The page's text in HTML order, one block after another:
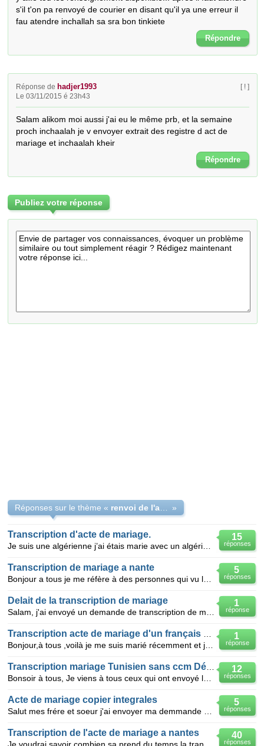
s'il t'on pa renvoyé de courier en disant qu'il ya une erreur il
fau atendre inchallah sa sra bon tinkiete
Répondre
Réponse de hadjer1993
Le 03/11/2015 é 23h43
[ ! ]
Salam alikom moi aussi j'ai eu le même prb, et la semaine
proch inchaalah je v envoyer extrait des registre d act de
mariage et inchaalah kheir
Répondre
Publiez votre réponse
Réponses sur le thème « »
15
réponses
Transcription d'acte de mariage.
5
réponses
Transcription de mariage a nante
1
réponse
Delait de la transcription de mariage
1
réponse
12
réponses
5
réponses
Acte de mariage copier integrales
40
réponses
Transcription de l'acte de mariage a nantes